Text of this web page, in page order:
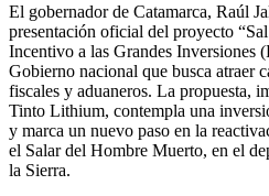
El gobernador de Catamarca, Raúl
presentación oficial del proyecto
Incentivo a las Grandes Inversiones
Gobierno nacional que busca atraer
fiscales y aduaneros. La propuesta,
Tinto Lithium, contempla una
y marca un nuevo paso en la
el Salar del Hombre Muerto, en el
la Sierra.